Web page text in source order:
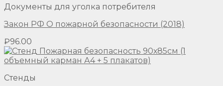
Документы для уголка потребителя
Закон РФ О пожарной безопасности (2018)
₽96.00
Стенды